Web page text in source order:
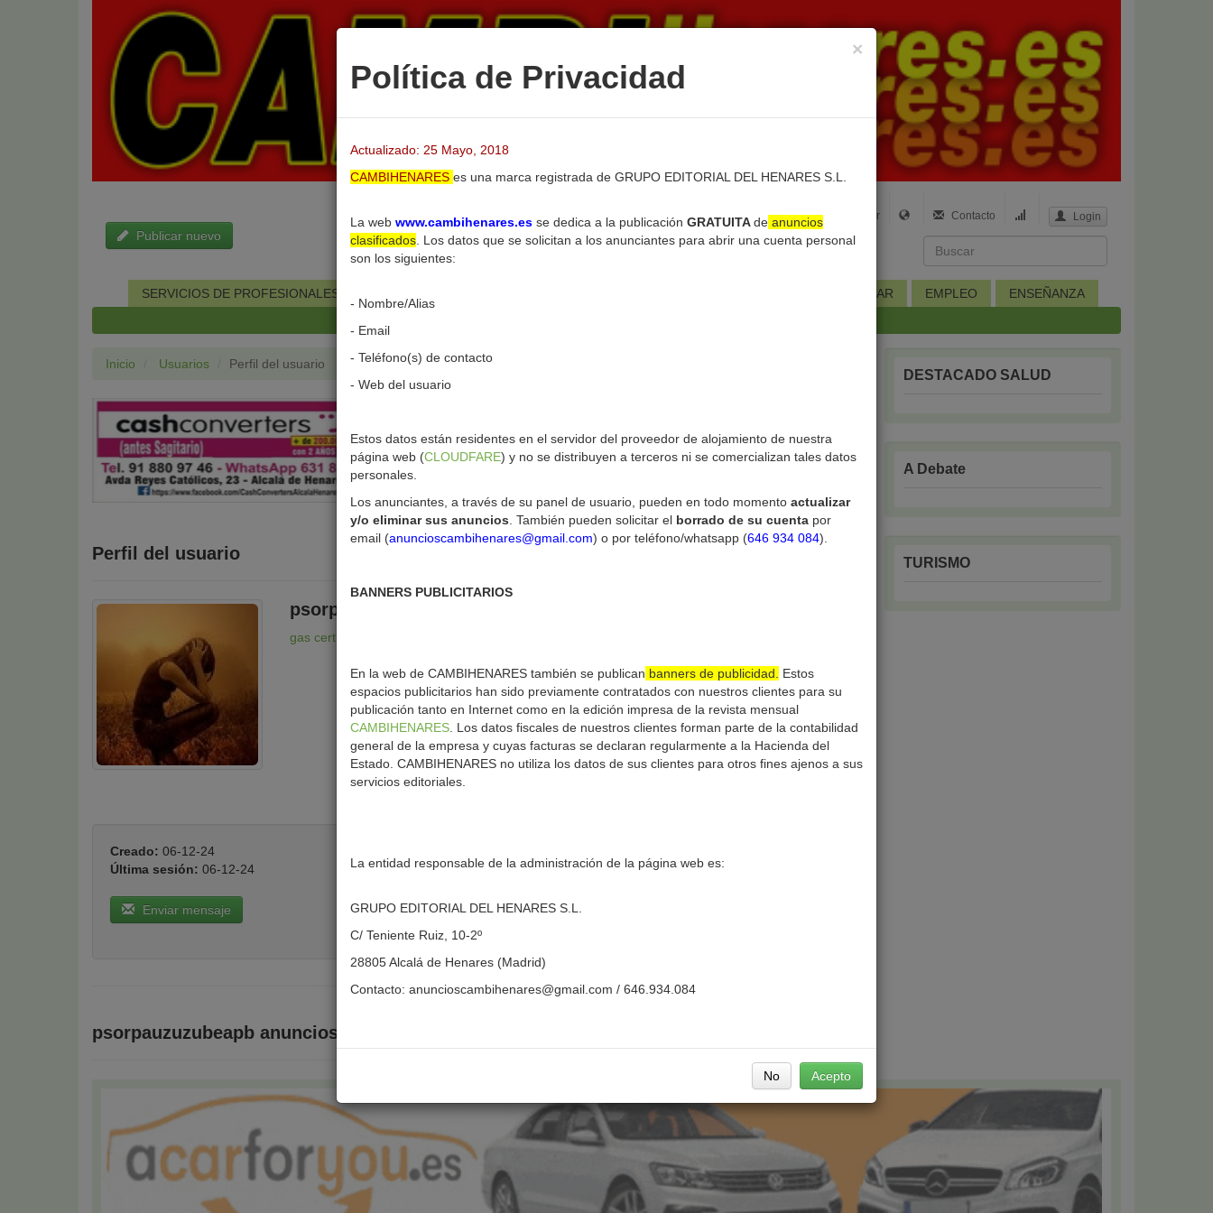
×
Política de Privacidad
Actualizado: 25 Mayo, 2018
CAMBIHENARES es una marca registrada de GRUPO EDITORIAL DEL HENARES S.L.
La web www.cambihenares.es se dedica a la publicación GRATUITAde anuncios
clasificados . Los datos que se solicitan a los anunciantes para abrir una cuenta personal
son los siguientes:
- Nombre/Alias
- Email
- Teléfono(s) de contacto
- Web del usuario
Estos datos están residentes en el servidor del proveedor de alojamiento de nuestra
página web (CLOUDFARE) y no se distribuyen a terceros ni se comercializan tales datos
personales.
Los anunciantes, a través de su panel de usuario, pueden en todo momento actualizar
y/o eliminar sus anuncios . También pueden solicitar el borrado de su cuenta por
email (anuncioscambihenares@gmail.com) o por teléfono/whatsapp (646 934 084).
BANNERS PUBLICITARIOS
En la web de CAMBIHENARES también se publican banners de publicidad.
Estos
espacios publicitarios han sido previamente contratados con nuestros clientes para su
publicación tanto en Internet como en la edición impresa de la revista mensual
CAMBIHENARES . Los datos fiscales de nuestros clientes forman parte de la contabilidad
general de la empresa y cuyas facturas se declaran regularmente a la Hacienda del
Estado. CAMBIHENARES no utiliza los datos de sus clientes para otros fines ajenos a sus
servicios editoriales.
La entidad responsable de la administración de la página web es:
GRUPO EDITORIAL DEL HENARES S.L.
C/ Teniente Ruiz, 10-2º
28805 Alcalá de Henares (Madrid)
Contacto: anuncioscambihenares@gmail.com / 646.934.084
No Acepto
Publicar nuevo
Listado Blog FAQ Foros Buscar Contacto Login
SERVICIOS DE PROFESIONALES HOGAR EMPLEO ENSEÑANZA
Inicio Usuarios Perfil del usuario
Perfil del usuario
psorpauzuzubeapb
gas certificates
Creado: 06-12-24
Última sesión: 06-12-24
Enviar mensaje
psorpauzuzubeapb anuncios
DESTACADO SALUD
A Debate
TURISMO